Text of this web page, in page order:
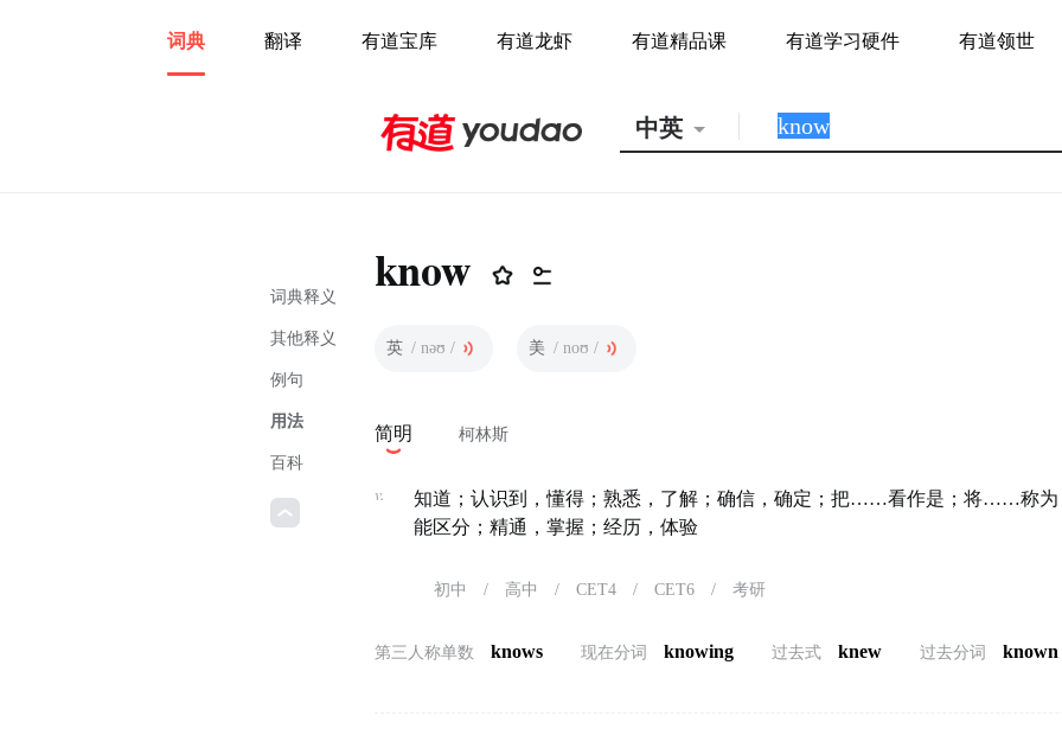
词典 翻译 有道宝库 有道龙虾 有道精品课 有道学习硬件 有道领世
中英
词典释义
其他释义
例句
用法
百科
know
英 / nəʊ / 美 / noʊ /
简明 柯林斯
v.
知道；认识到，懂得；熟悉，了解；确信，确定；把……看作是；将……称为
能区分；精通，掌握；经历，体验
初中 / 高中 / CET4 / CET6 / 考研
第三人称单数 knows 现在分词 knowing 过去式 knew 过去分词 known